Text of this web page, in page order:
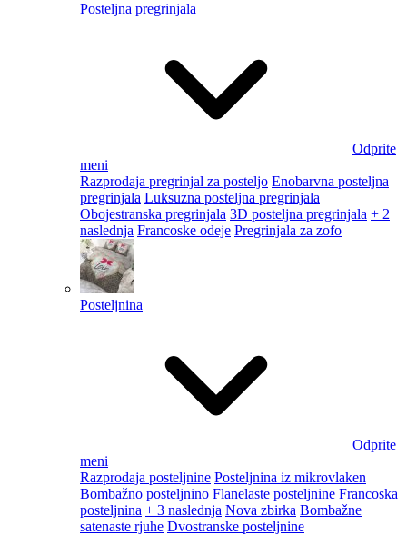
Posteljna pregrinjala
Odprite
meni
Razprodaja pregrinjal za posteljo Enobarvna posteljna
pregrinjala Luksuzna posteljna pregrinjala
Obojestranska pregrinjala 3D posteljna pregrinjala + 2
naslednja Francoske odeje Pregrinjala za zofo
Posteljnina
Odprite
meni
Razprodaja posteljnine Posteljnina iz mikrovlaken
Bombažno posteljnino Flanelaste posteljnine Francoska
posteljnina + 3 naslednja Nova zbirka Bombažne
satenaste rjuhe Dvostranske posteljnine